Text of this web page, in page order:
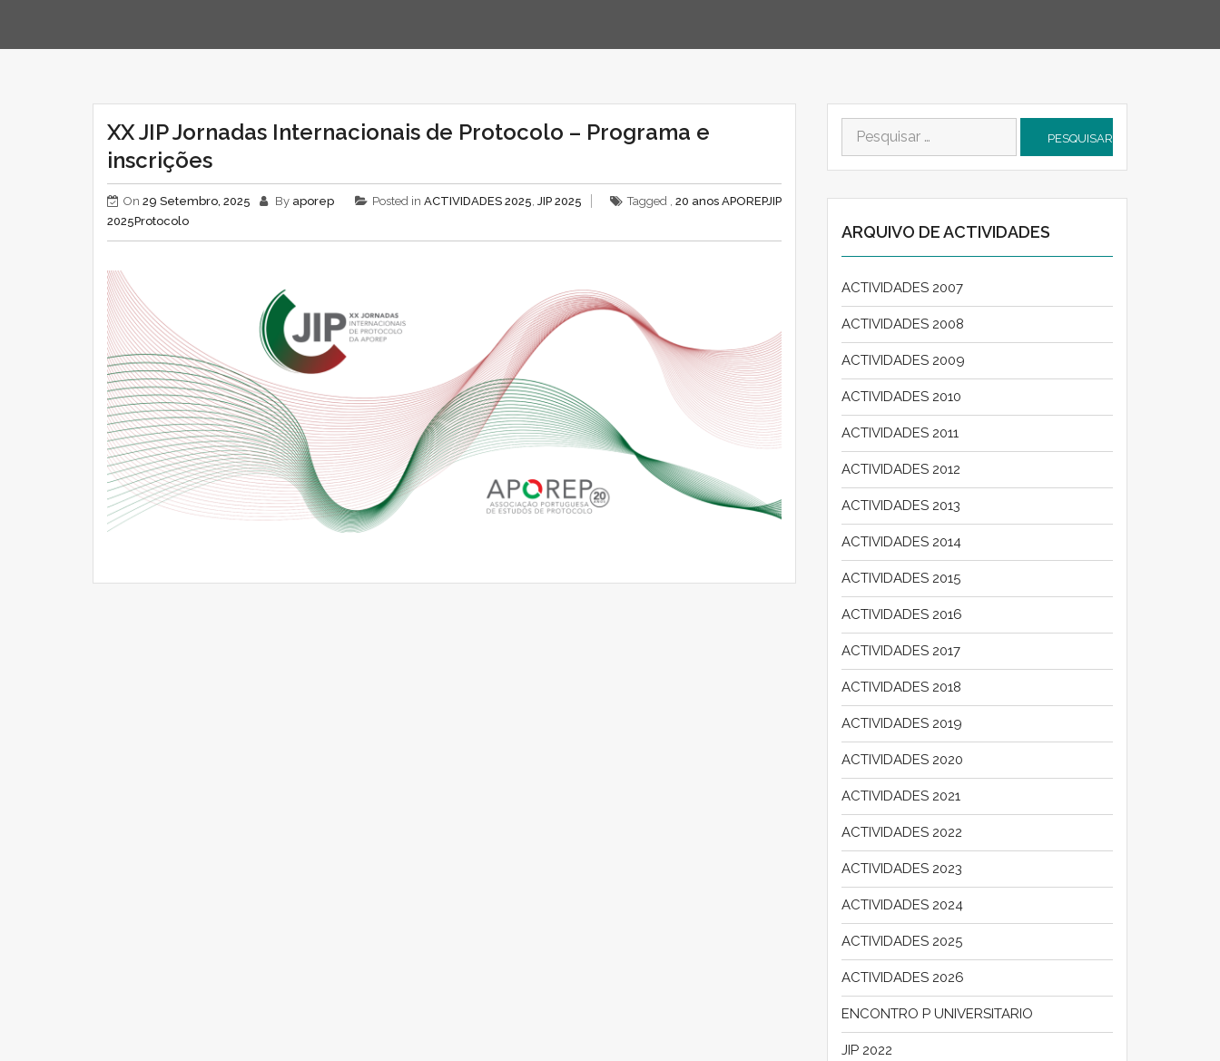
XX JIP Jornadas Internacionais de Protocolo – Programa e
inscrições
On 29 Setembro, 2025 By aporep Posted in ACTIVIDADES 2025 JIP 2025 Tagged , 20 anos APOREPJIP
2025Protocolo
Pesquisar
ARQUIVO DE ACTIVIDADES
ACTIVIDADES 2007
ACTIVIDADES 2008
ACTIVIDADES 2009
ACTIVIDADES 2010
ACTIVIDADES 2011
ACTIVIDADES 2012
ACTIVIDADES 2013
ACTIVIDADES 2014
ACTIVIDADES 2015
ACTIVIDADES 2016
ACTIVIDADES 2017
ACTIVIDADES 2018
ACTIVIDADES 2019
ACTIVIDADES 2020
ACTIVIDADES 2021
ACTIVIDADES 2022
ACTIVIDADES 2023
ACTIVIDADES 2024
ACTIVIDADES 2025
ACTIVIDADES 2026
ENCONTRO P UNIVERSITARIO
JIP 2022